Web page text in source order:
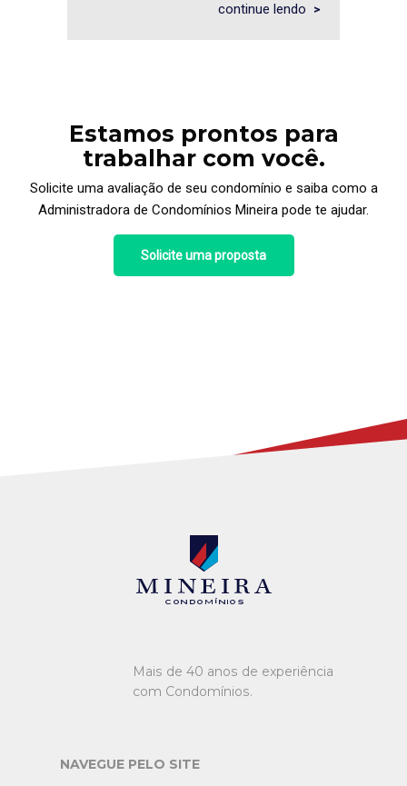
continue lendo
Estamos prontos para
trabalhar com você.
Solicite uma avaliação de seu condomínio e saiba como a
Administradora de Condomínios Mineira pode te ajudar.
Solicite uma proposta
Mineira condomínios
Mais de 40 anos de experiência
com Condomínios.
NAVEGUE PELO SITE